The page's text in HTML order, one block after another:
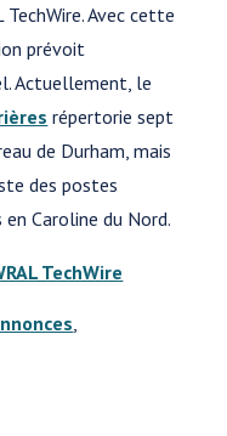
Avec cette
prévoit
Actuellement, le
répertorie sept
de Durham, mais
des postes
Caroline du Nord.
TechWire